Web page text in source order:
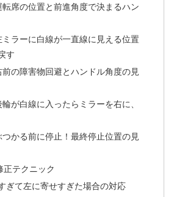
席の位置と前進角度で決まるハン
ラーに白線が一直線に見える位置
す
前の障害物回避とハンドル角度の見
が白線に入ったらミラーを右に、
つかる前に停止！最終停止位置の見
正テクニック
ぎて左に寄せすぎた場合の対応